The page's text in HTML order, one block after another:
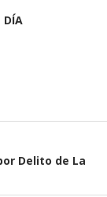
DÍA
Delito de La